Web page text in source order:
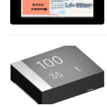
从Token的生产、